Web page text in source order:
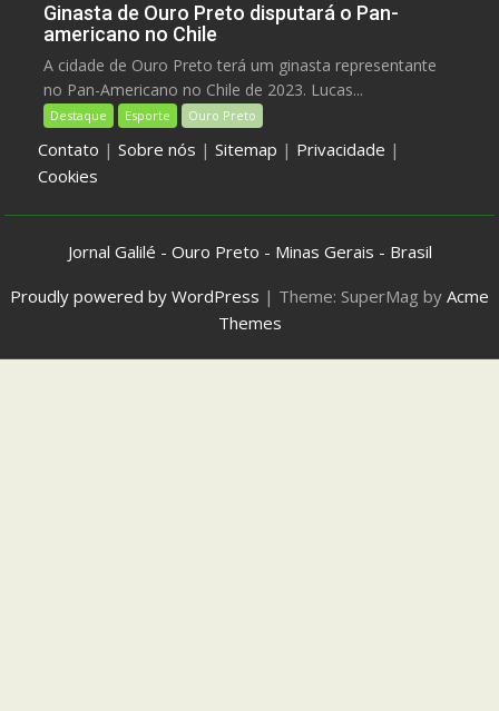
Ginasta de Ouro Preto disputará o Pan-
americano no Chile
A cidade de Ouro Preto terá um ginasta representante
no Pan-Americano no Chile de 2023. Lucas...
Destaque Esporte Ouro Preto
Contato |Sobre nós |Sitemap | Privacidade |
Cookies
Jornal Galilé - Ouro Preto - Minas Gerais - Brasil
Proudly powered by WordPress | Theme: SuperMag by Acme
Themes